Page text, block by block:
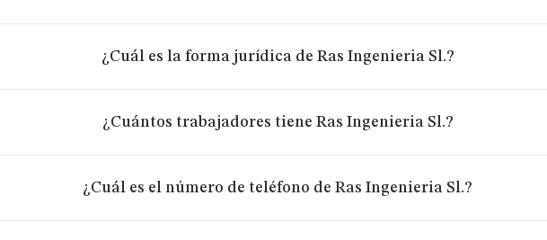
¿Cuál es la forma jurídica de Ras Ingenieria Sl.?
¿Cuántos trabajadores tiene Ras Ingenieria Sl.?
¿Cuál es el número de teléfono de Ras Ingenieria Sl.?